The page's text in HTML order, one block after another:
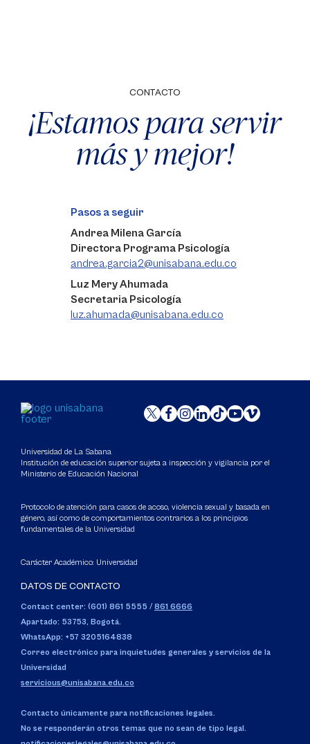
CONTACTO
¡Estamos para servir
más y mejor!
Pasos a seguir
Andrea Milena García
Directora Programa Psicología
andrea.garcia2@unisabana.edu.co
Luz Mery Ahumada
Secretaria Psicología
luz.ahumada@unisabana.edu.co
Universidad de La Sabana
Institución de educación superior sujeta a inspección y vigilancia por el
Ministerio de Educación Nacional
Protocolo de atención para casos de acoso, violencia sexual y basada en
género, así como de comportamientos contrarios a los principios
fundamentales de la Universidad
Carácter Académico: Universidad
DATOS DE CONTACTO
Contact center: (601) 861 5555 / 861 6666
Apartado: 53753, Bogotá.
WhatsApp: +57 3205164838
Correo electrónico para inquietudes generales y servicios de la
Universidad
servicious@unisabana.edu.co
Contacto únicamente para notificaciones legales.
No se responderán otros temas que no sean de tipo legal.